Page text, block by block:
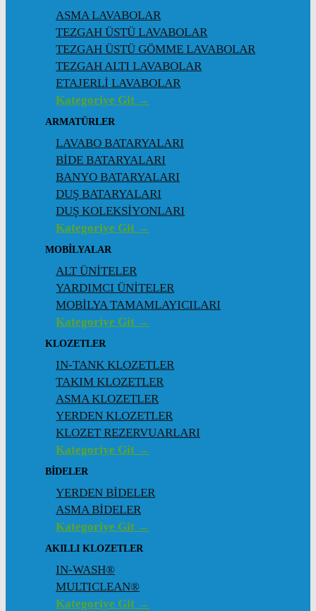
ASMA LAVABOLAR
TEZGAH ÜSTÜ LAVABOLAR
TEZGAH ÜSTÜ GÖMME LAVABOLAR
TEZGAH ALTI LAVABOLAR
ETAJERLİ LAVABOLAR
Kategoriye Git →
ARMATÜRLER
LAVABO BATARYALARI
BİDE BATARYALARI
BANYO BATARYALARI
DUŞ BATARYALARI
DUŞ KOLEKSİYONLARI
Kategoriye Git →
MOBİLYALAR
ALT ÜNİTELER
YARDIMCI ÜNİTELER
MOBİLYA TAMAMLAYICILARI
Kategoriye Git →
KLOZETLER
IN-TANK KLOZETLER
TAKIM KLOZETLER
ASMA KLOZETLER
YERDEN KLOZETLER
KLOZET REZERVUARLARI
Kategoriye Git →
BİDELER
YERDEN BİDELER
ASMA BİDELER
Kategoriye Git →
AKILLI KLOZETLER
IN-WASH®
MULTICLEAN®
Kategoriye Git →